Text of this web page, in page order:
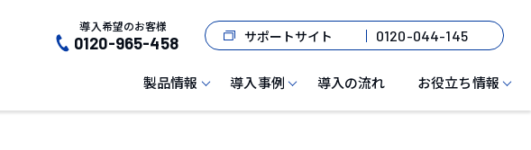
導入希望のお客様
0120-965-458 サポートサイト 0120-044-145
製品情報 導入事例 導入の流れ お役立ち情報